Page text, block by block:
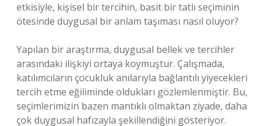
etkisiyle, kişisel bir tercihin, basit bir tatlı seçiminin
ötesinde duygusal bir anlam taşıması nasıl oluyor?
Yapılan bir araştırma, duygusal bellek ve tercihler
arasındaki ilişkiyi ortaya koymuştur. Çalışmada,
katılımcıların çocukluk anılarıyla bağlantılı yiyecekleri
tercih etme eğiliminde oldukları gözlemlenmiştir. Bu,
seçimlerimizin bazen mantıklı olmaktan ziyade, daha
çok duygusal hafızayla şekillendiğini gösteriyor.